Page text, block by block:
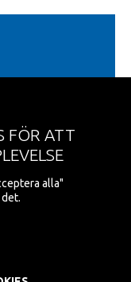
FÖR ATT
alla"